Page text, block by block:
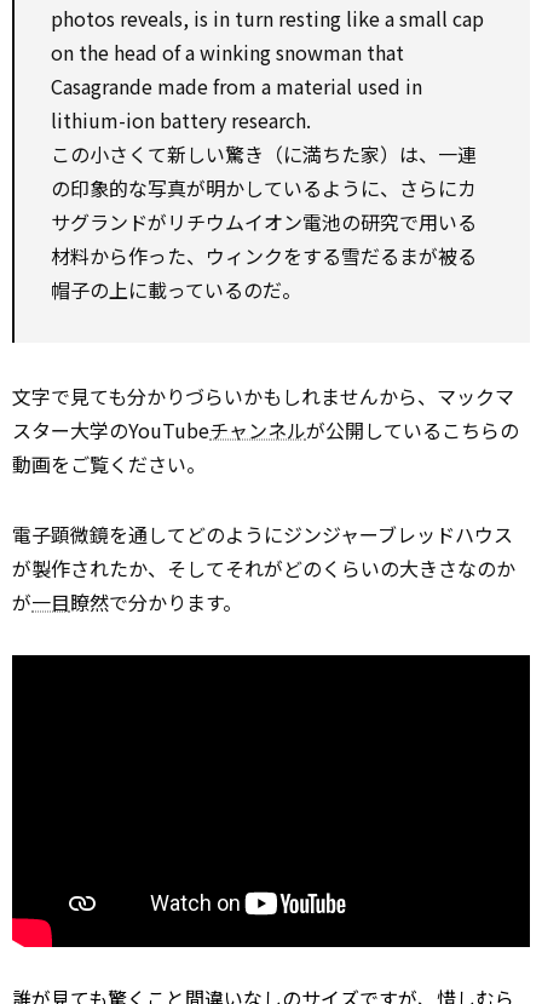
photos reveals, is in turn resting like a small cap
on the head of a winking snowman that
Casagrande made from a material used in
lithium-ion battery research.
この小さくて新しい驚き（に満ちた家）は、一連
の印象的な写真が明かしているように、さらにカ
サグランドがリチウムイオン電池の研究で用いる
材料から作った、ウィンクをする雪だるまが被る
帽子の上に載っているのだ。
文字で見ても分かりづらいかもしれませんから、マックマ
スター大学のYouTubeチャンネルが公開しているこちらの
動画をご覧ください。
電子顕微鏡を通してどのようにジンジャーブレッドハウス
が製作されたか、そしてそれがどのくらいの大きさなのか
が一目瞭然で分かります。
誰が見ても驚くこと間違いなしのサイズですが、惜しむら